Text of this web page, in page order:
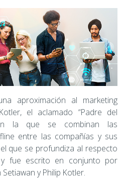
aproximación al marketing
el aclamado “Padre del
la que se combinan las
entre las compañías y sus
que se profundiza al respecto
fue escrito en conjunto por
y Philip Kotler.